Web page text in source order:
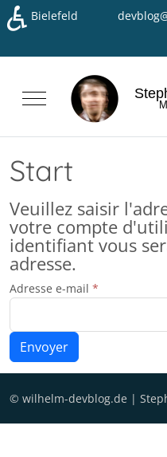
Bielefeld
Mobile Menu Toggle
Start
Veuillez saisir
votre compte
identifiant vous
adresse.
Adresse e-mail *
Envoyer
© wilhelm-devblog.de |
♿